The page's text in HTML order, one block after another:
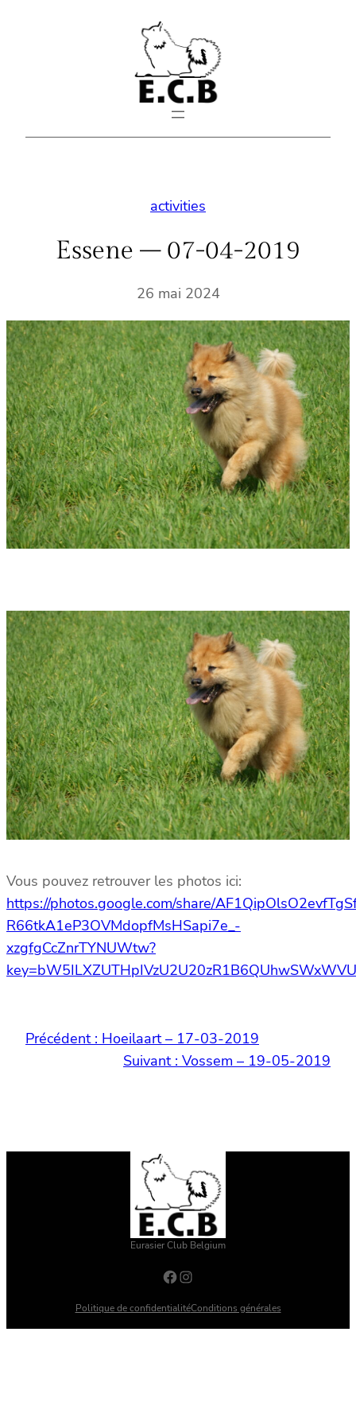
activities
Essene – 07-04-2019
26 mai 2024
Vous pouvez retrouver les photos ici:
https://photos.google.com/share/
R66tkA1eP3OVMdopfMsHSapi7e_-
xzgfgCcZnrTYNUWtw?
Précédent : Hoeilaart – 17-03-2019
Suivant : Vossem – 19-05-2019
Eurasier Club Belgium
Facebook Instagram
Politique de confidentialitéConditions générales